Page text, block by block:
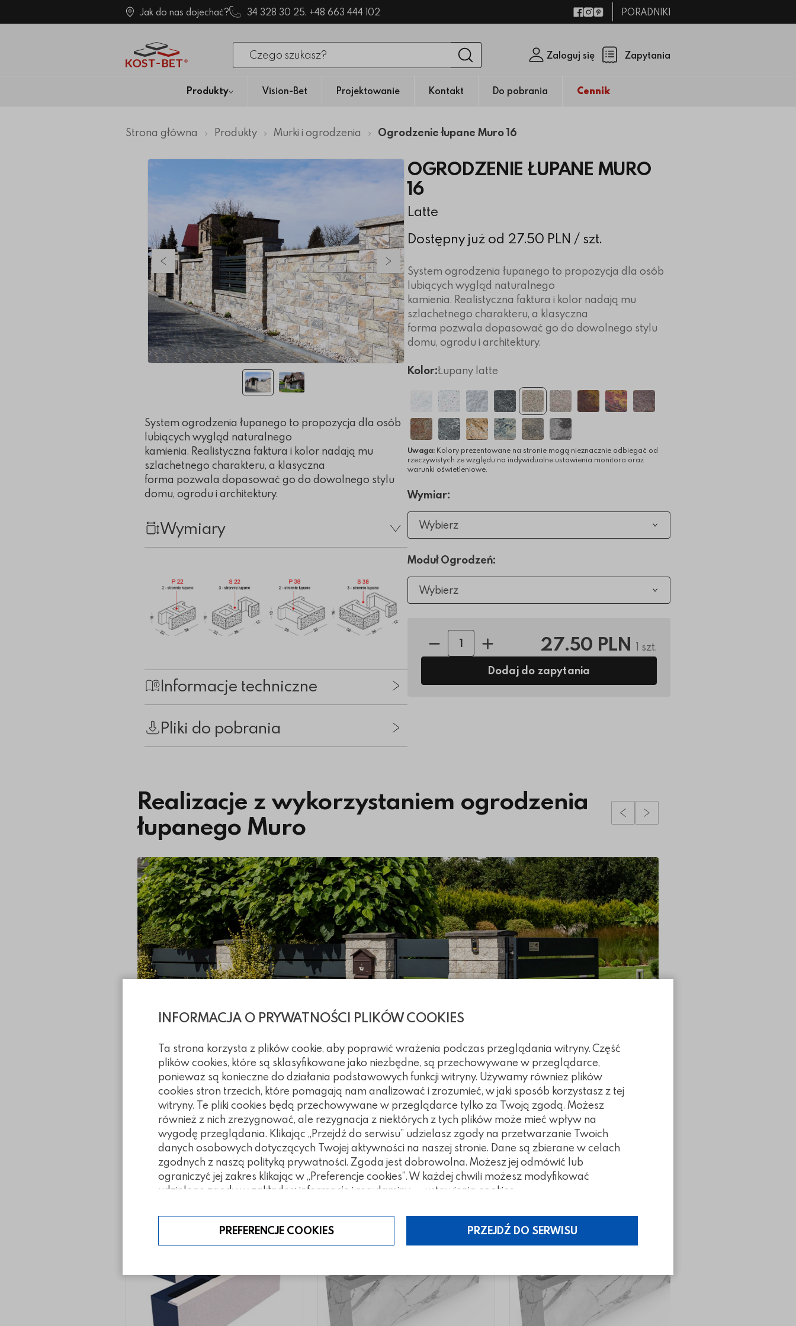
INFORMACJA O PRYWATNOŚCI PLIKÓW COOKIES
Ta strona korzysta z plików cookie, aby poprawić wrażenia podczas przeglądania witryny. Część
plików cookies, które są sklasyfikowane jako niezbędne, są przechowywane w przeglądarce,
ponieważ są konieczne do działania podstawowych funkcji witryny. Używamy również plików
cookies stron trzecich, które pomagają nam analizować i zrozumieć, w jaki sposób korzystasz z tej
witryny. Te pliki cookies będą przechowywane w przeglądarce tylko za Twoją zgodą. Możesz
również z nich zrezygnować, ale rezygnacja z niektórych z tych plików może mieć wpływ na
wygodę przeglądania. Klikając „Przejdź do serwisu” udzielasz zgody na przetwarzanie Twoich
danych osobowych dotyczących Twojej aktywności na naszej stronie. Dane są zbierane w celach
zgodnych z naszą polityką prywatności. Zgoda jest dobrowolna. Możesz jej odmówić lub
ograniczyć jej zakres klikając w „Preferencje cookies”. W każdej chwili możesz modyfikować
udzielone zgody w zakładce: informacje i regulaminy — ustawienia cookies.
PREFERENCJE COOKIES PRZEJDŹ DO SERWISU
Jak do nas dojechać? 34 328 30 25, +48 663 444 102 Facebook
Instagram
PinterestPORADNIKI
Po kliknięciu przycisku fraza zostanie wyszukana
Wyszukaj
Zapytania
(pusty)
Zaloguj się
Produkty Vision-Bet Projektowanie Kontakt Do pobrania Cennik
Strona główna Produkty Murki i ogrodzenia Ogrodzenie łupane Muro 16
OGRODZENIE ŁUPANE MURO
16
Latte
Dostępny już od 27.50 PLN / szt.
System ogrodzenia łupanego to propozycja dla osób
lubiących wygląd naturalnego
kamienia. Realistyczna faktura i kolor nadają mu
szlachetnego charakteru, a klasyczna
forma pozwala dopasować go do dowolnego stylu
domu, ogrodu i architektury.
Kolor:Łupany latte
Uwaga: Kolory prezentowane na stronie mogą nieznacznie odbiegać od
rzeczywistych ze względu na indywidualne ustawienia monitora oraz
warunki oświetleniowe.
Wymiar:
Wybierz
Moduł Ogrodzeń:
Wybierz
Ilość sztuk: 27.50 PLN 1 szt.
Dodaj do zapytania
Poprzedni slajd Następny slajd
System ogrodzenia łupanego to propozycja dla osób
lubiących wygląd naturalnego
kamienia. Realistyczna faktura i kolor nadają mu
szlachetnego charakteru, a klasyczna
forma pozwala dopasować go do dowolnego stylu
domu, ogrodu i architektury.
Wymiary
Informacje techniczne
Pliki do pobrania
Realizacje z wykorzystaniem ogrodzenia
łupanego Muro
Poprzedni slidy
Następny slidy
Inne z tej kategorii